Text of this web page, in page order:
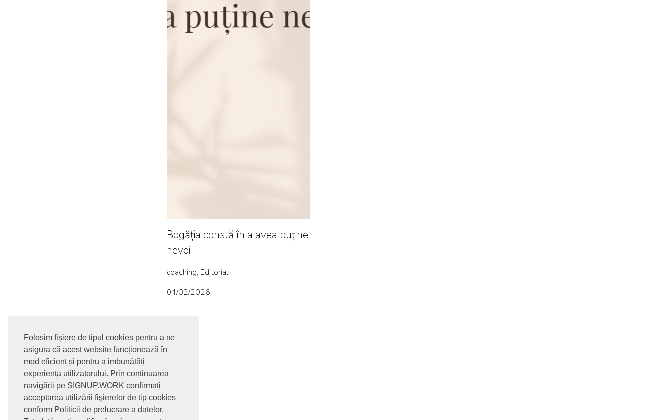
Folosim fișiere de tipul cookies pentru a ne
asigura că acest website funcționează în
mod eficient și pentru a imbunătăți
experiența utilizatorului. Prin continuarea
navigării pe SIGNUP.WORK confirmați
acceptarea utilizării fişierelor de tip cookies
conform Politicii de prelucrare a datelor.
Bogăția constă în a avea puține
nevoi
coaching, Editorial
04/02/2026